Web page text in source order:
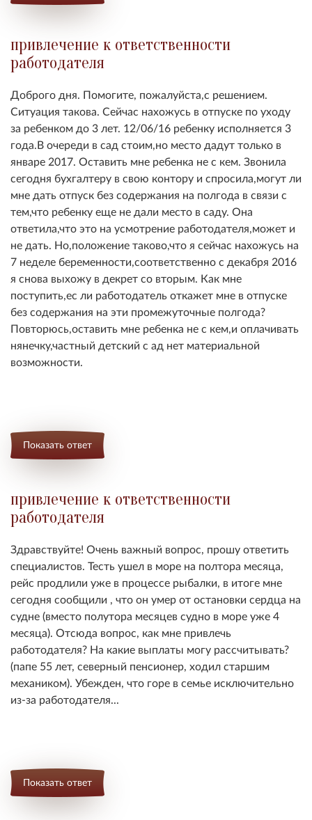
привлечение к ответственности
работодателя
Доброго дня. Помогите, пожалуйста,с решением.
Ситуация такова. Сейчас нахожусь в отпуске по уходу
за ребенком до 3 лет. 12/06/16 ребенку исполняется 3
года.В очереди в сад стоим,но место дадут только в
январе 2017. Оставить мне ребенка не с кем. Звонила
сегодня бухгалтеру в свою контору и спросила,могут ли
мне дать отпуск без содержания на полгода в связи с
тем,что ребенку еще не дали место в саду. Она
ответила,что это на усмотрение работодателя,может и
не дать. Но,положение таково,что я сейчас нахожусь на
7 неделе беременности,соответственно с декабря 2016
я снова выхожу в декрет со вторым. Как мне
поступить,ес ли работодатель откажет мне в отпуске
без содержания на эти промежуточные полгода?
Повторюсь,оставить мне ребенка не с кем,и оплачивать
нянечку,частный детский с ад нет материальной
возможности.
Показать ответ
привлечение к ответственности
работодателя
Здравствуйте! Очень важный вопрос, прошу ответить
специалистов. Тесть ушел в море на полтора месяца,
рейс продлили уже в процессе рыбалки, в итоге мне
сегодня сообщили , что он умер от остановки сердца на
судне (вместо полутора месяцев судно в море уже 4
месяца). Отсюда вопрос, как мне привлечь
работодателя? На какие выплаты могу рассчитывать?
(папе 55 лет, северный пенсионер, ходил старшим
механиком). Убежден, что горе в семье исключительно
из-за работодателя...
Показать ответ